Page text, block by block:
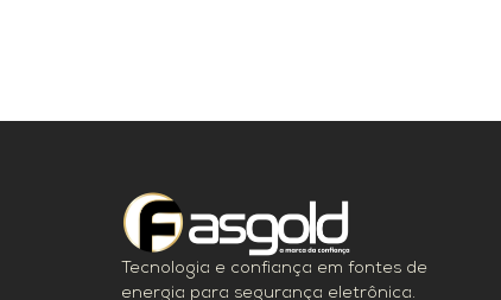
Tecnologia e confiança em fontes de
energia para segurança eletrônica.